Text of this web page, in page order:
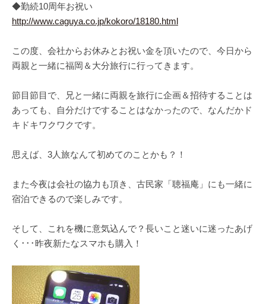
◆勤続10周年お祝い
http://www.caguya.co.jp/kokoro/18180.html
この度、会社からお休みとお祝い金を頂いたので、今日から
両親と一緒に福岡＆大分旅行に行ってきます。
節目節目で、兄と一緒に両親を旅行に企画＆招待することは
あっても、自分だけですることはなかったので、なんだかド
キドキワクワクです。
思えば、3人旅なんて初めてのことかも？！
また今夜は会社の協力も頂き、古民家「聴福庵」にも一緒に
宿泊できるので楽しみです。
そして、これを機に意気込んで？長いこと迷いに迷ったあげ
く･･･昨夜新たなスマホも購入！